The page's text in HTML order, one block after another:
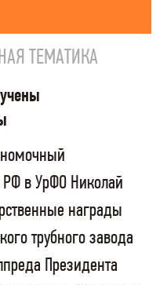
ТЕМАТИКА
РФ в УрФО Николай
награды
трубного завода
Президента